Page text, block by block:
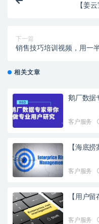
【姜
下一篇
销售技巧培训视频，用一
相关文章
鹅厂数据
客户服务
【海底
客户服务
【用户
客户服务